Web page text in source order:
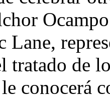
Lane,
tratado de
conocerá